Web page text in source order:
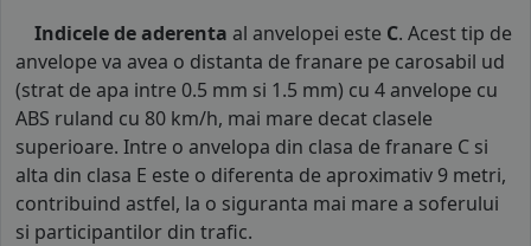
Indicele de aderenta al anvelopei este C. Acest tip de
anvelope va avea o distanta de franare pe carosabil ud
(strat de apa intre 0.5 mm si 1.5 mm) cu 4 anvelope cu
ABS ruland cu 80 km/h, mai mare decat clasele
superioare. Intre o anvelopa din clasa de franare C si
alta din clasa E este o diferenta de aproximativ 9 metri,
contribuind astfel, la o siguranta mai mare a soferului
si participantilor din trafic.